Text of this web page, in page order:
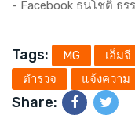
- Facebook ธนโชติ ธร
Tags: MG เอ็มจี
ตำรวจ
แจ้งความ
Share: